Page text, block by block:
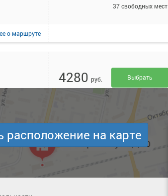
о маршруте
37 свободных мест
о маршруте
4280 руб. Выбрать
25 свободных мест
расположение на карте